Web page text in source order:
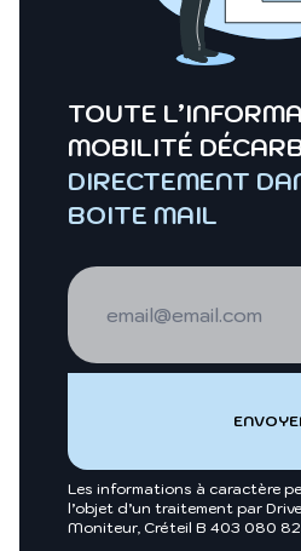
TOUTE
MOBILITÉ
DIRECTEMENT
BOITE MAIL
Les informations à caractère
l’objet d’un traitement par
Moniteur, Créteil B 403 080